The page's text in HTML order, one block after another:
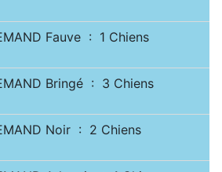
Fauve : 1 Chiens
Bringé : 3 Chiens
Noir : 2 Chiens